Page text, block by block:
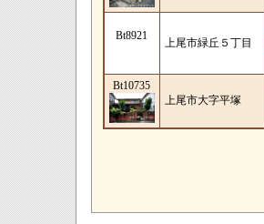
Bt8921
上尾市緑丘５丁目
Bt10735
上尾市大字平塚